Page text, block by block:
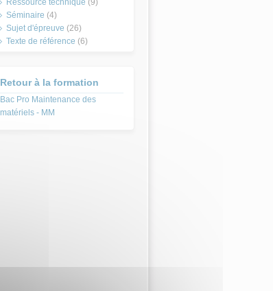
Séminaire (4)
Sujet d'épreuve (26)
Texte de référence (6)
Retour à la formation
Bac Pro Maintenance des
matériels - MM